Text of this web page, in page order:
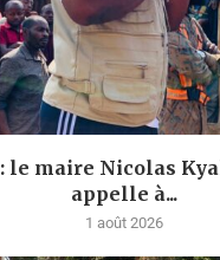
le maire Nicolas
appelle à...
1 août 2026